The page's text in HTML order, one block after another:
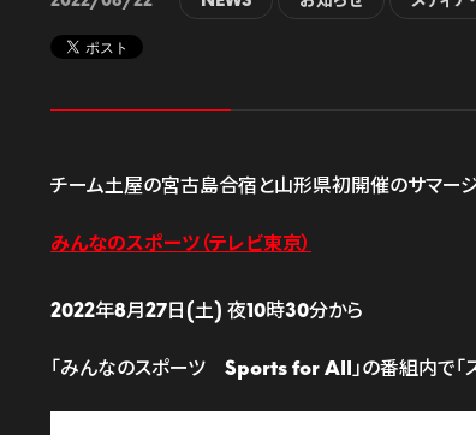
チーム土屋の宮古島合宿と山形県初開催のサマージ
みんなのスポーツ（テレビ東京）
2022年8月27日(土) 夜10時30分から
「みんなのスポーツ Sports for All」の番組内で「ス